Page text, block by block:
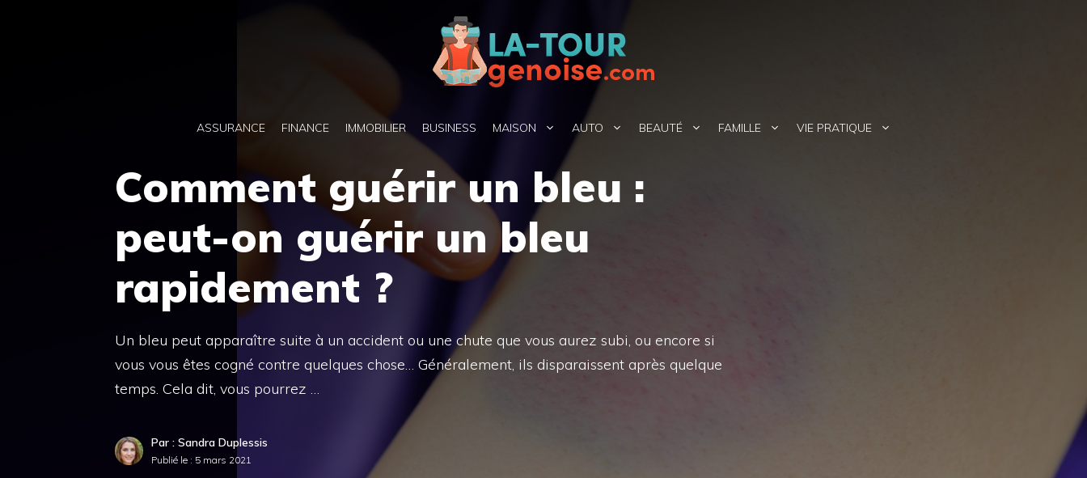
ASSURANCE FINANCE IMMOBILIER BUSINESS MAISON AUTO BEAUTÉ FAMILLE VIE PRATIQUE
Comment guérir un bleu :
peut-on guérir un bleu
rapidement ?
Un bleu peut apparaître suite à un accident ou une chute que vous aurez subi, ou encore si
vous vous êtes cogné contre quelques chose… Généralement, ils disparaissent après quelque
temps. Cela dit, vous pourrez …
Par : Sandra Duplessis
Publié le : 5 mars 2021